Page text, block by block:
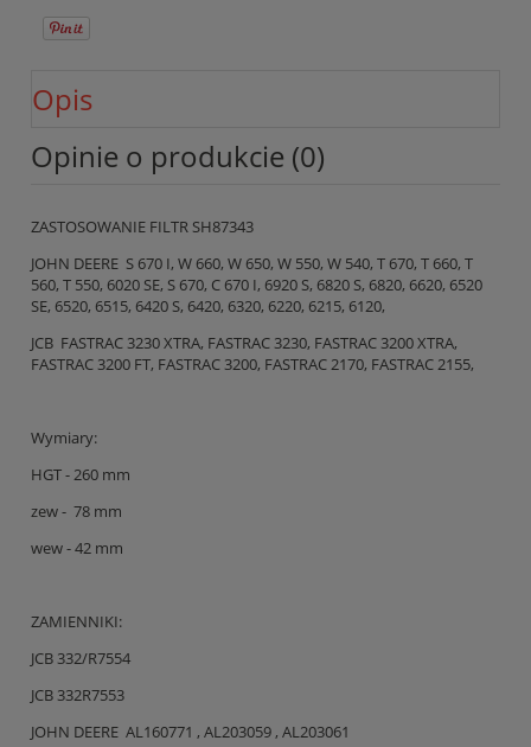
Opis
Opinie o produkcie (0)
ZASTOSOWANIE FILTR SH87343
JOHN DEERE S 670 I, W 660, W 650, W 550, W 540, T 670, T 660, T
560, T 550, 6020 SE, S 670, C 670 I, 6920 S, 6820 S, 6820, 6620, 6520
SE, 6520, 6515, 6420 S, 6420, 6320, 6220, 6215, 6120,
JCB FASTRAC 3230 XTRA, FASTRAC 3230, FASTRAC 3200 XTRA,
FASTRAC 3200 FT, FASTRAC 3200, FASTRAC 2170, FASTRAC 2155,
Wymiary:
HGT - 260 mm
zew - 78 mm
wew - 42 mm
ZAMIENNIKI:
JCB 332/R7554
JCB 332R7553
JOHN DEERE AL160771 , AL203059 , AL203061